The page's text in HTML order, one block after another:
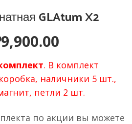
GLAtum X2
9,900.00
цена:
₽9,900.00.
. В комплект
наличники 5 шт.,
петли 2 шт.
по акции вы можете